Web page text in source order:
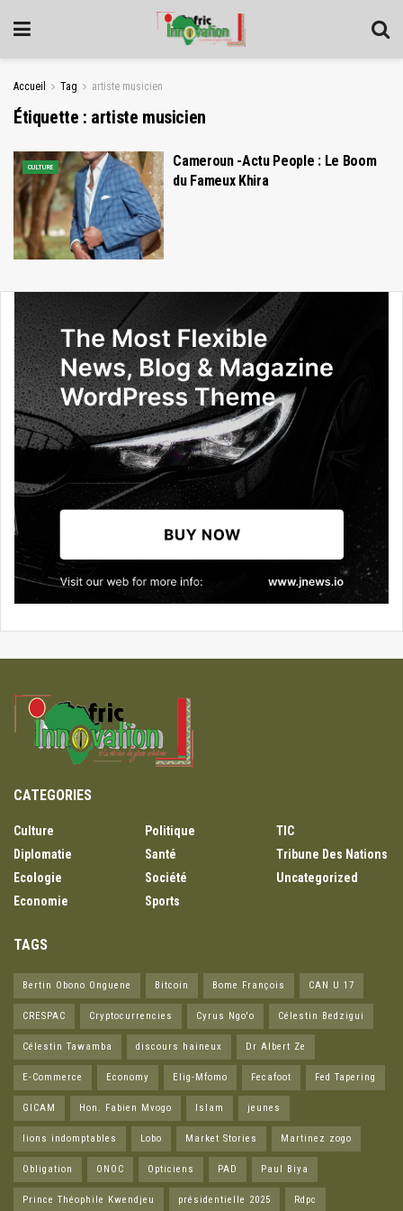
Accueil Tag artiste musicien
Étiquette : artiste musicien
CULTURE
Cameroun -Actu People : Le Boom
du Fameux Khira
CATEGORIES
Culture
Diplomatie
Ecologie
Economie
Politique
Santé
Société
Sports
TIC
Tribune Des Nations
Uncategorized
TAGS
Bertin Obono Onguene Bitcoin Bome François CAN U 17
CRESPAC Cryptocurrencies Cyrus Ngo'o Célestin Bedzigui
Célestin Tawamba discours haineux Dr Albert Ze
E-Commerce Economy Elig-Mfomo Fecafoot Fed Tapering
GICAM Hon. Fabien Mvogo Islam jeunes
lions indomptables Lobo Market Stories Martinez zogo
Obligation ONOC Opticiens PAD Paul Biya
Prince Théophile Kwendjeu présidentielle 2025 Rdpc